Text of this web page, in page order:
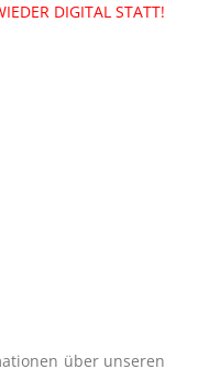
DIGITAL STATT!
über unseren